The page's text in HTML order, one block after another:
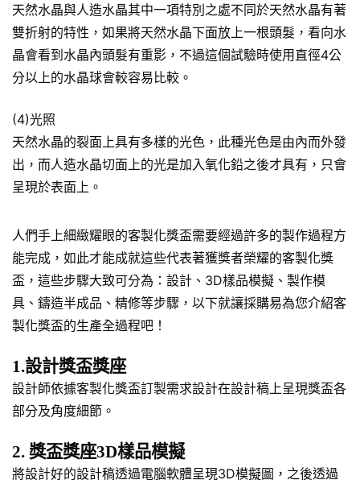
天然水晶與人造水晶其中一項特別之處不同於天然水晶有著
雙折射的特性，如果將天然水晶下面放上一根頭髮，看向水
晶會看到水晶內頭髮有重影，不過這個試驗時使用直徑4公
分以上的水晶球會較容易比較。
(4)光照
天然水晶的裂面上具有多樣的光色，此種光色是由內而外發
出，而人造水晶切面上的光是加入氧化鉛之後才具有，只會
呈現於表面上。
人們手上細緻耀眼的客製化獎盃需要經過許多的製作過程方
能完成，如此才能成就這些代表著獲獎者榮耀的客製化獎
盃，這些步驟大致可分為：設計、3D樣品模擬、製作模
具、鑄造半成品、精修等步驟，以下就讓採購易為您介紹客
製化獎盃的生產全過程吧！
1.設計獎盃獎座
設計師依據客製化獎盃訂製需求設計在設計稿上呈現獎盃各
部分及角度細節。
2. 獎盃獎座3D樣品模擬
將設計好的設計稿透過電腦軟體呈現3D模擬圖，之後透過